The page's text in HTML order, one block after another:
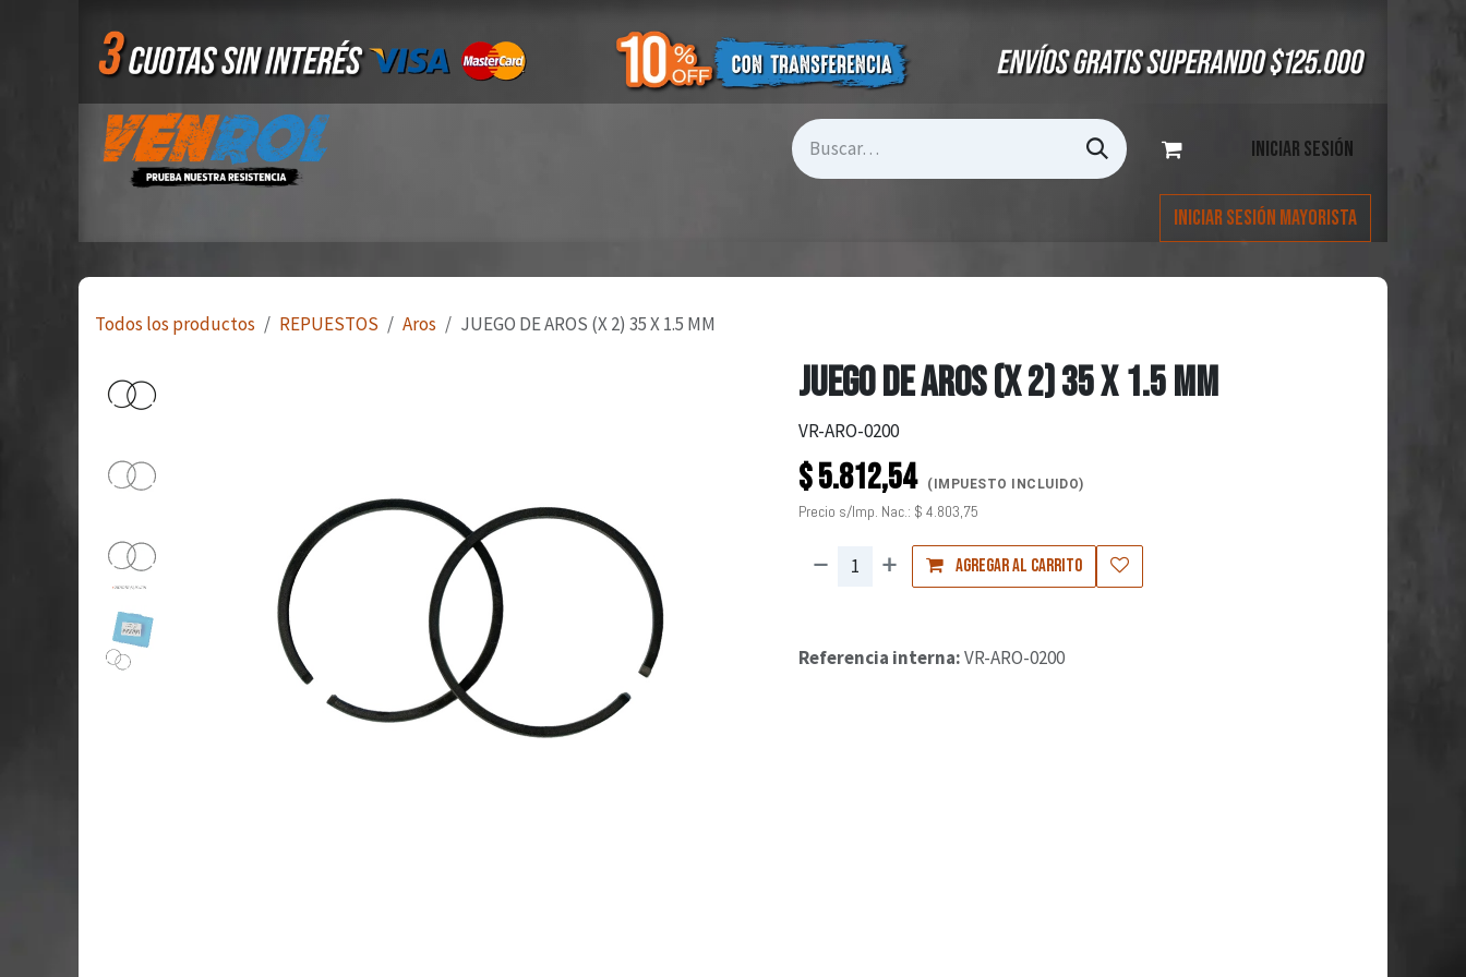
Iniciar sesión
Iniciar Sesión Mayorista
Todos los productos REPUESTOS Aros JUEGO DE AROS (X 2) 35 X 1.5 MM
JUEGO DE AROS (X 2) 35 X 1.5 MM
VR-ARO-0200
$5.812,54 (IMPUESTO INCLUIDO)
Precio s/Imp. Nac.: $ 4.803,75
Agregar al carrito
Referencia interna:VR-ARO-0200